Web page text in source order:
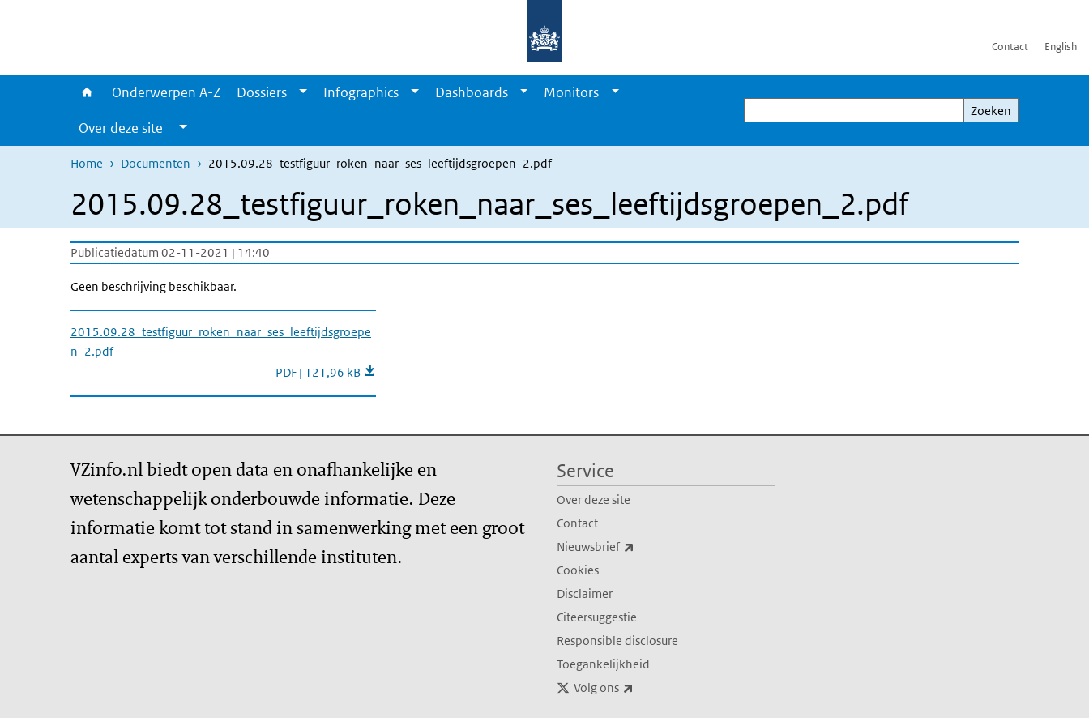
Contact English
Onderwerpen A-Z Dossiers Infographics Dashboards
Monitors
Over deze site
Zoeken
Zoeken
Home Documenten 2015.09.28_testfiguur_roken_naar_ses_leeftijdsgroepen_2.pdf
2015.09.28_testfiguur_roken_naar_ses_leeftijdsgroepen_2.pdf
Publicatiedatum 02-11-2021 | 14:40
Geen beschrijving beschikbaar.
2015.09.28_testfiguur_roken_naar_ses_leeftijdsgroepe
n_2.pdf
PDF | 121,96 kB
VZinfo.nl biedt open data en onafhankelijke en
wetenschappelijk onderbouwde informatie. Deze
informatie komt tot stand in samenwerking met een groot
aantal experts van verschillende instituten.
Service
Over deze site
Contact
Nieuwsbrief
Cookies
Disclaimer
Citeersuggestie
Responsible disclosure
Toegankelijkheid
Volg ons